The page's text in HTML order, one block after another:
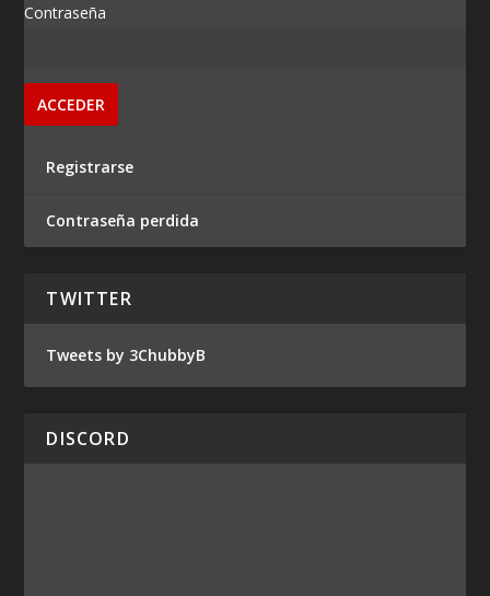
Contraseña
Registrarse
Contraseña perdida
TWITTER
Tweets by 3ChubbyB
DISCORD